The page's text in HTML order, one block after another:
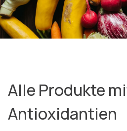
Alle Produkte
Antioxidantien